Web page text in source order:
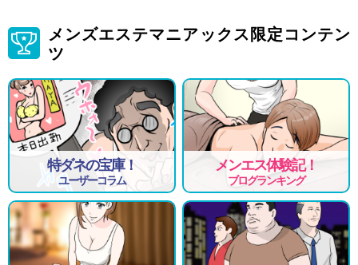
メンズエステマニアックス限定コンテン
ツ
特ダネの宝庫！
ユーザーコラム
メンエス体験記！
ブログランキング